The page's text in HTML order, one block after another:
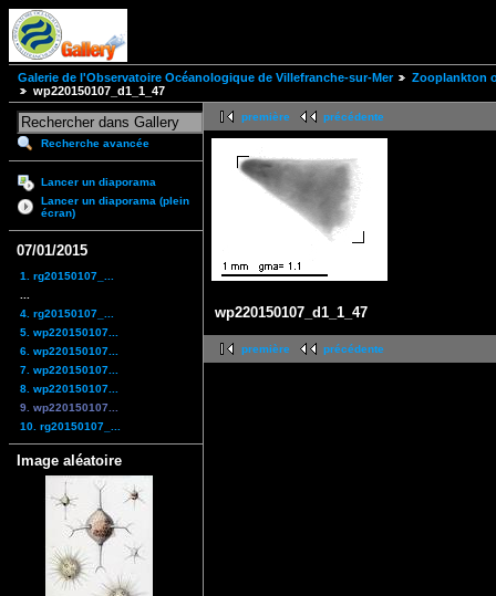
Galerie de l'Observatoire Océanologique de Villefranche-sur-Mer
Zooplankton
wp220150107_d1_1_47
Recherche avancée
Lancer un diaporama
Lancer un diaporama (plein
écran)
07/01/2015
1. rg20150107_...
4. rg20150107_...
5. wp220150107...
6. wp220150107...
7. wp220150107...
8. wp220150107...
9. wp220150107...
10. rg20150107_...
Image aléatoire
première précédente
wp220150107_d1_1_47
première précédente